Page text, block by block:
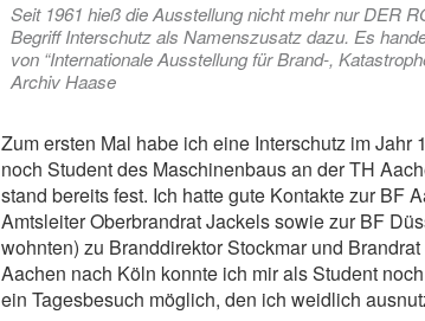
Seit 1961 hieß die Ausstellung nicht mehr nur DER
Begriff Interschutz als Namenszusatz dazu. Es
von “Internationale Ausstellung für Brand-,
Archiv Haase
Zum ersten Mal habe ich eine Interschutz im Jahr
noch Student des Maschinenbaus an der TH
stand bereits fest. Ich hatte gute Kontakte zur BF
Amtsleiter Oberbrandrat Jackels sowie zur BF
wohnten) zu Branddirektor Stockmar und
Aachen nach Köln konnte ich mir als Student
ein Tagesbesuch möglich, den ich weidlich